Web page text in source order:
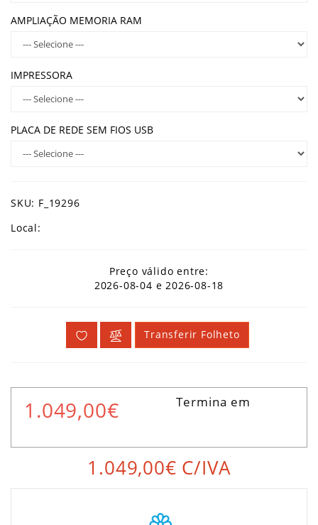
AMPLIAÇÃO MEMORIA RAM
IMPRESSORA
PLACA DE REDE SEM FIOS USB
SKU: F_19296
Local:
Preço válido entre:
2026-08-04 e 2026-08-18
Transferir Folheto
1.049,00€ Termina em
1.049,00€ C/IVA